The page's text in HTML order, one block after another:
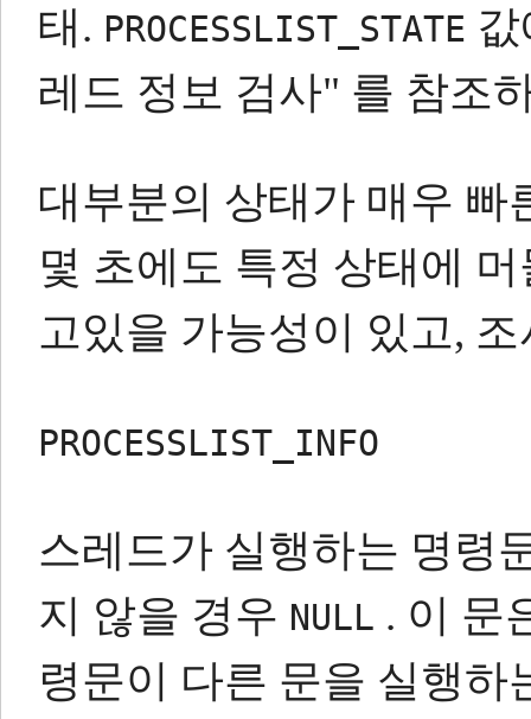
태. PROCESSLIST_STATE
레드 정보 검사" 를 참조
대부분의 상태가 매우 빠
몇 초에도 특정 상태에
고있을 가능성이 있고,
PROCESSLIST_INFO
스레드가 실행하는 명령
지 않을 경우 NULL . 이 문
령문이 다른 문을 실행하